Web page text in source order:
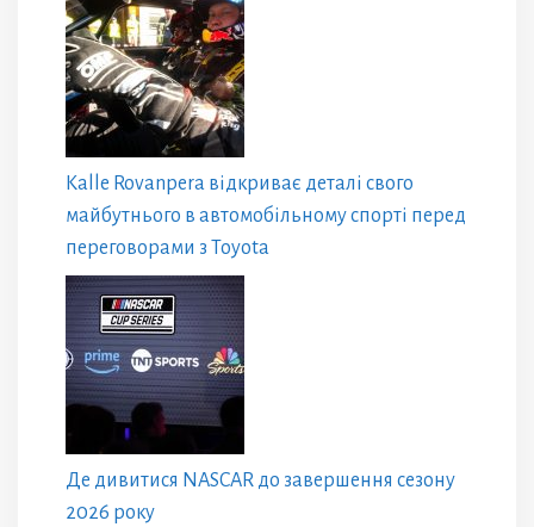
Kalle Rovanpera відкриває деталі свого
майбутнього в автомобільному спорті перед
переговорами з Toyota
Де дивитися NASCAR до завершення сезону
2026 року